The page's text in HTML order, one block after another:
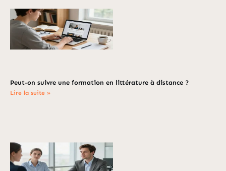
Peut-on suivre une formation en littérature à distance ?
Lire la suite »